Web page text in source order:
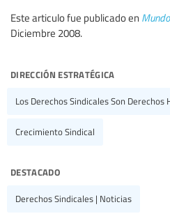
Este articulo fue publicado en
Diciembre 2008.
dirección estratégica
Los Derechos Sindicales Son Derechos
Crecimiento Sindical
destacado
Derechos Sindicales | Noticias